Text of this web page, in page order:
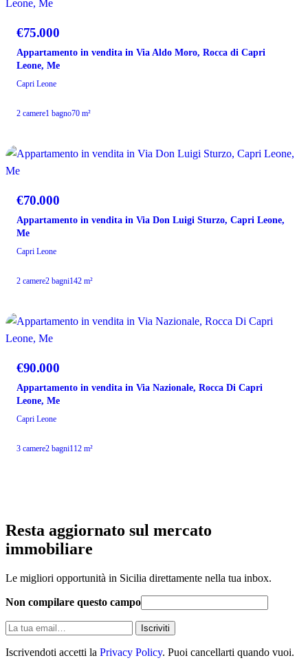
€75.000
Appartamento in vendita in Via Aldo Moro, Rocca di Capri
Leone, Me
Capri Leone
2 camere1 bagno70 m²
VENDITA
€70.000
Appartamento in vendita in Via Don Luigi Sturzo, Capri Leone,
Me
Capri Leone
2 camere2 bagni142 m²
VENDITA
€90.000
Appartamento in vendita in Via Nazionale, Rocca Di Capri
Leone, Me
Capri Leone
3 camere2 bagni112 m²
Resta aggiornato sul mercato
immobiliare
Le migliori opportunità in Sicilia direttamente nella tua inbox.
Non compilare questo campo
La
tua
email
Iscriviti
Iscrivendoti accetti la Privacy Policy. Puoi cancellarti quando vuoi.